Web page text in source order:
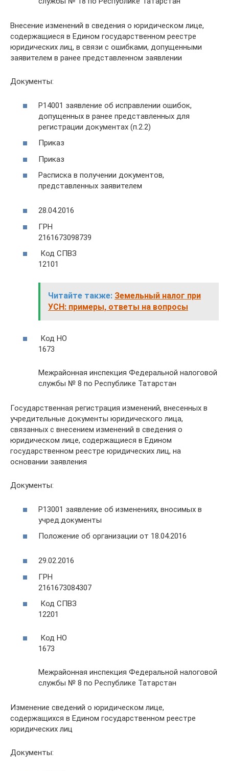
Внесение изменений в сведения о юридическом лице,
содержащиеся в Едином государственном реестре
юридических лиц, в связи с ошибками, допущенными
заявителем в ранее представленном заявлении
Документы:
Р14001 заявление об исправлении ошибок,
допущенных в ранее представленных для
регистрации документах (п.2.2)
Приказ
Приказ
Расписка в получении документов,
представленных заявителем
28.04.2016
ГРН
2161673098739
Код СПВЗ
12101
Читайте также: Земельный налог при
УСН: примеры, ответы на вопросы
Код НО
1673
Межрайонная инспекция Федеральной налоговой
службы № 8 по Республике Татарстан
Государственная регистрация изменений, внесенных в
учредительные документы юридического лица,
связанных с внесением изменений в сведения о
юридическом лице, содержащиеся в Едином
государственном реестре юридических лиц, на
основании заявления
Документы:
Р13001 заявление об изменениях, вносимых в
учред.документы
Положение об организации от 18.04.2016
29.02.2016
ГРН
2161673084307
Код СПВЗ
12201
Код НО
1673
Межрайонная инспекция Федеральной налоговой
службы № 8 по Республике Татарстан
Изменение сведений о юридическом лице,
содержащихся в Едином государственном реестре
юридических лиц
Документы: